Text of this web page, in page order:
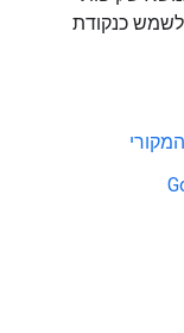
לשמש כנקודת